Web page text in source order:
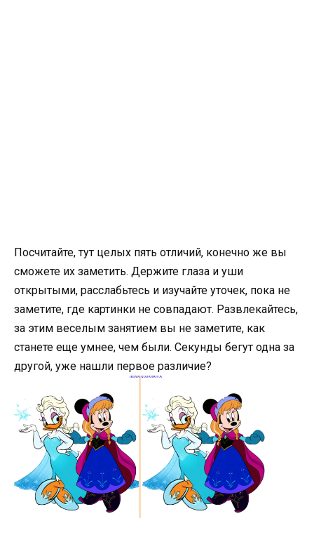
Посчитайте, тут целых пять отличий, конечно же вы
сможете их заметить. Держите глаза и уши
открытыми, расслабьтесь и изучайте уточек, пока не
заметите, где картинки не совпадают. Развлекайтесь,
за этим веселым занятием вы не заметите, как
станете еще умнее, чем были. Секунды бегут одна за
другой, уже нашли первое различие?